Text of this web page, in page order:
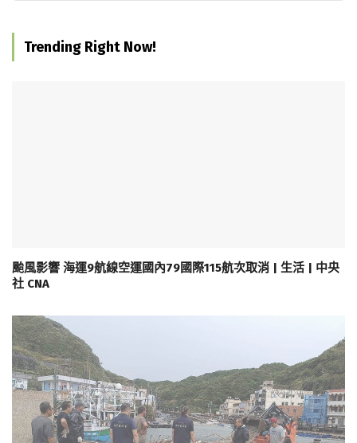
Trending Right Now!
颱風影響 海運9航線空運國內79國際115航次取消 | 生活 | 中央
社 CNA